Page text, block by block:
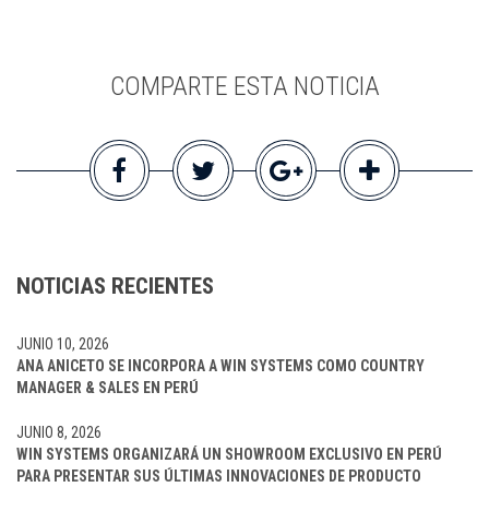
COMPARTE ESTA NOTICIA
NOTICIAS RECIENTES
ANA ANICETO SE INCORPORA A WIN SYSTEMS COMO COUNTRY
MANAGER & SALES EN PERÚ
JUNIO 10, 2026
WIN SYSTEMS ORGANIZARÁ UN SHOWROOM EXCLUSIVO EN PERÚ
PARA PRESENTAR SUS ÚLTIMAS INNOVACIONES DE PRODUCTO
JUNIO 8, 2026